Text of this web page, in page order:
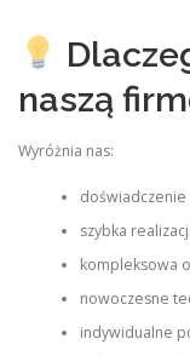
naszą
Wyróżnia nas:
doświadczenie
szybka
kompleksowa
nowoczesne
indywidualne